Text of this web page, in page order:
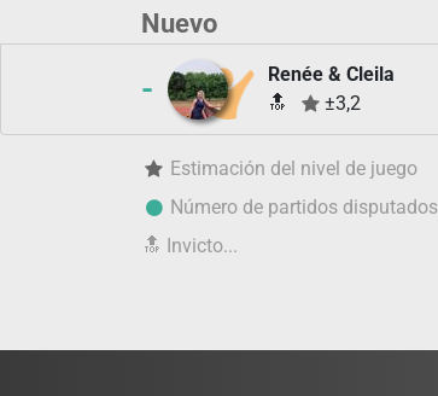
Nuevo
-
Renée & Cleila
🔝
±3,2
Estimación del nivel de juego
Número de partidos disputados
🔝 Invicto...